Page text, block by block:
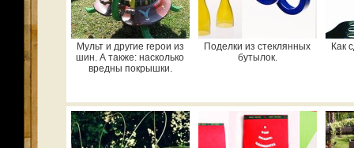
Мульт и другие герои из
шин. А также: насколько
вредны покрышки.
Поделки из стеклянных
бутылок.
Как